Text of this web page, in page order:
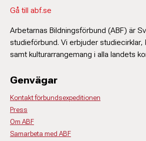
Gå till abf.se
Arbetarnas Bildningsförbund (ABF) är
studieförbund. Vi erbjuder studiecirklar,
samt kulturarrangemang i alla landets
Genvägar
Kontakt förbundsexpeditionen
Press
Om ABF
Samarbeta med ABF